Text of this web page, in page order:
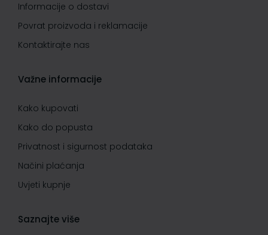
Informacije o dostavi
Povrat proizvoda i reklamacije
Kontaktirajte nas
Važne informacije
Kako kupovati
Kako do popusta
Privatnost i sigurnost podataka
Načini plaćanja
Uvjeti kupnje
Saznajte više